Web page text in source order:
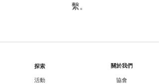
繫。
探索
活動
關於我們
協會